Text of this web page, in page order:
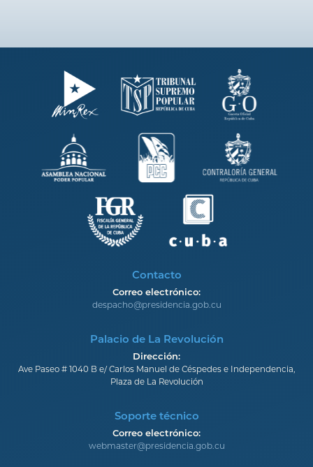
Contacto
Correo electrónico:
despacho@presidencia.gob.cu
Palacio de La Revolución
Dirección:
Ave Paseo # 1040 B e/ Carlos Manuel de Céspedes e Independencia,
Plaza de La Revolución
Soporte técnico
Correo electrónico:
webmaster@presidencia.gob.cu